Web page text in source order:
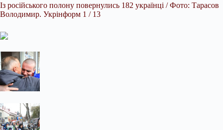
Із російського полону повернулись 182 українці / Фото: Тарасов
Володимир. Укрінформ 1 / 13